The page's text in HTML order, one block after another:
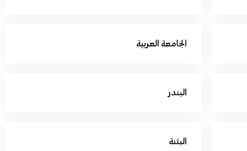
الجامعة العربية
البندر
البثنة